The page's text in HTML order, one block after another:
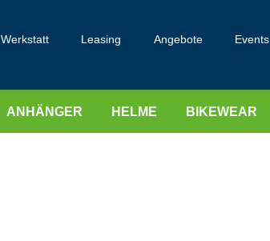
Werkstatt Leasing Angebote Events
ANHÄNGER HELME BIKEWEAR